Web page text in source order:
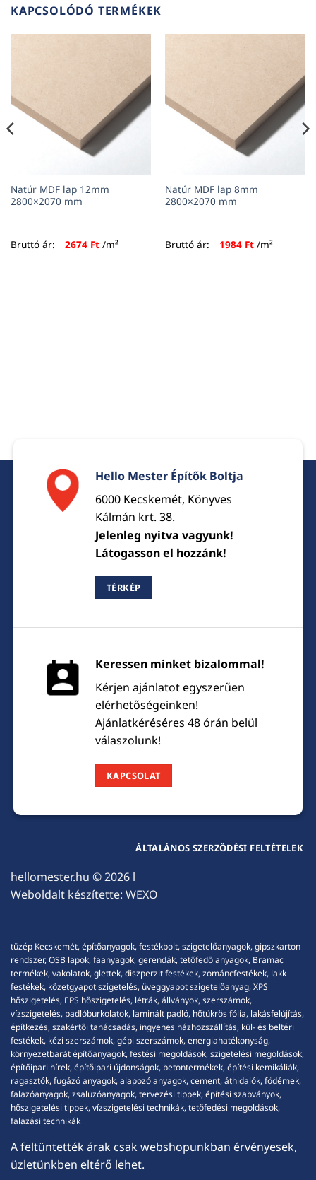
KAPCSOLÓDÓ TERMÉKEK
Natúr MDF lap 12mm
2800×2070 mm
Bruttó ár: 2674 Ft/m²
Natúr MDF lap 8mm
2800×2070 mm
Bruttó ár: 1984 Ft/m²
Hello Mester Építők Boltja
6000 Kecskemét, Könyves
Kálmán krt. 38.
Jelenleg nyitva vagyunk!
Látogasson el hozzánk!
TÉRKÉP
Keressen minket bizalommal!
Kérjen ajánlatot egyszerűen
elérhetőségeinken!
Ajánlatkéréséres 48 órán belül
válaszolunk!
KAPCSOLAT
hellomester.hu © 2026 l
Weboldalt készítette: WEXO
ÁLTALÁNOS SZERZŐDÉSI FELTÉTELEK
tüzép Kecskemét, építőanyagok, festékbolt, szigetelőanyagok, gipszkarton
rendszer, OSB lapok, faanyagok, gerendák, tetőfedő anyagok, Bramac
termékek, vakolatok, glettek, diszperzit festékek, zománcfestékek, lakk
festékek, kőzetgyapot szigetelés, üveggyapot szigetelőanyag, XPS
hőszigetelés, EPS hőszigetelés, létrák, állványok, szerszámok,
vízszigetelés, padlóburkolatok, laminált padló, hőtükrös fólia, lakásfelújítás,
építkezés, szakértői tanácsadás, ingyenes házhozszállítás, kül- és beltéri
festékek, kézi szerszámok, gépi szerszámok, energiahatékonyság,
környezetbarát építőanyagok, festési megoldások, szigetelési megoldások,
építőipari hírek, építőipari újdonságok, betontermékek, építési kemikáliák,
ragasztók, fugázó anyagok, alapozó anyagok, cement, áthidalók, födémek,
falazóanyagok, zsaluzóanyagok, tervezési tippek, építési szabványok,
hőszigetelési tippek, vízszigetelési technikák, tetőfedési megoldások,
falazási technikák
A feltüntették árak csak webshopunkban érvényesek,
üzletünkben eltérő lehet.